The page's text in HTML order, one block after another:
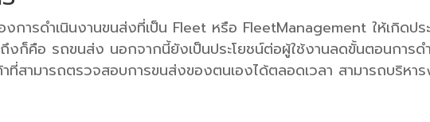
ารดำเนินงานขนส่งที่เป็น Fleet หรือ FleetManagement ให้เกิดปร
ก็คือ รถขนส่ง นอกจากนี้ยังเป็นประโยชน์ต่อผู้ใช้งานลดขั้นตอนการดำ
สามารถตรวจสอบการขนส่งของตนเองได้ตลอดเวลา สามารถบริหา